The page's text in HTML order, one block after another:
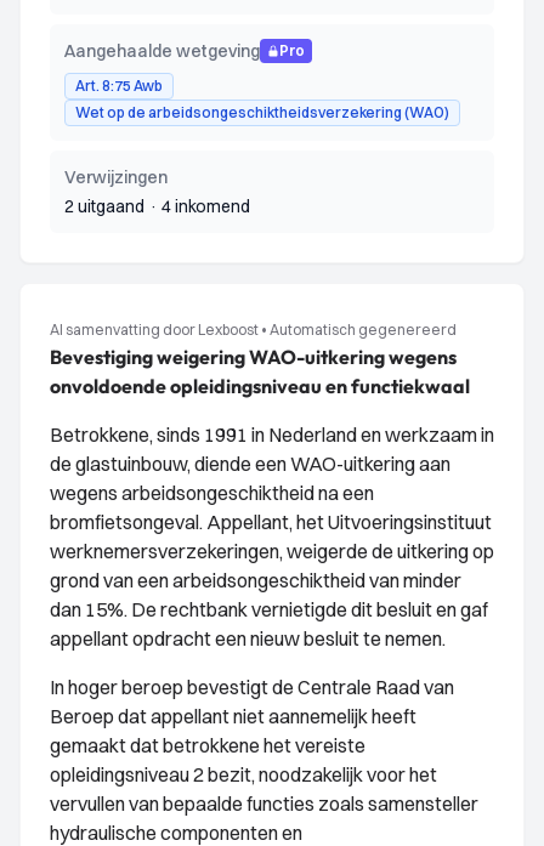
Aangehaalde wetgeving
Pro
Art. 8:75 Awb
Wet op de arbeidsongeschiktheidsverzekering (WAO)
Verwijzingen
2 uitgaand · 4 inkomend
AI samenvatting door Lexboost • Automatisch gegenereerd
Bevestiging weigering WAO-uitkering wegens
onvoldoende opleidingsniveau en functiekwaal
Betrokkene, sinds 1991 in Nederland en werkzaam in
de glastuinbouw, diende een WAO-uitkering aan
wegens arbeidsongeschiktheid na een
bromfietsongeval. Appellant, het Uitvoeringsinstituut
werknemersverzekeringen, weigerde de uitkering op
grond van een arbeidsongeschiktheid van minder
dan 15%. De rechtbank vernietigde dit besluit en gaf
appellant opdracht een nieuw besluit te nemen.
In hoger beroep bevestigt de Centrale Raad van
Beroep dat appellant niet aannemelijk heeft
gemaakt dat betrokkene het vereiste
opleidingsniveau 2 bezit, noodzakelijk voor het
vervullen van bepaalde functies zoals samensteller
hydraulische componenten en